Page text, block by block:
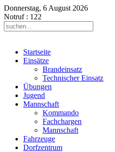
Donnerstag, 6 August 2026
Notruf: 122
Startseite
Einsätze
Brandeinsatz
Technischer Einsatz
Übungen
Jugend
Mannschaft
Kommando
Fachchargen
Mannschaft
Fahrzeuge
Dorfzentrum